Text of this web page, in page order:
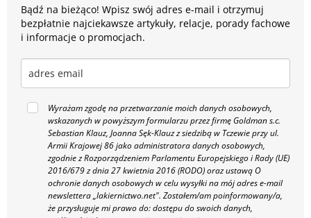
Bądź na bieżąco! Wpisz swój adres e-mail i otrzymuj
bezpłatnie najciekawsze artykuły, relacje, porady fachowe
i informacje o promocjach.
Wyrażam zgodę na przetwarzanie moich danych osobowych,
wskazanych w powyższym formularzu przez firmę Goldman s.c.
Sebastian Klauz, Joanna Sęk-Klauz z siedzibą w Tczewie przy ul.
Armii Krajowej 86 jako administratora danych osobowych,
zgodnie z Rozporządzeniem Parlamentu Europejskiego i Rady (UE)
2016/679 z dnia 27 kwietnia 2016 (RODO) oraz ustawą O
ochronie danych osobowych w celu wysyłki na mój adres e-mail
newslettera „lakiernictwo.net". Zostałem/am poinformowany/a,
że przysługuje mi prawo do: dostępu do swoich danych,